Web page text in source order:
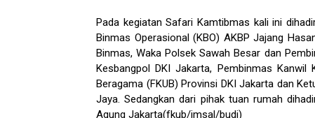
Pada kegiatan Safari Kamtibmas kali ini
Binmas Operasional (KBO) AKBP Jajang
Binmas, Waka Polsek Sawah Besar dan
Kesbangpol DKI Jakarta, Pembinmas
Beragama (FKUB) Provinsi DKI Jakarta dan
Jaya. Sedangkan dari pihak tuan rumah
Agung Jakarta(fkub/imsal/budi)